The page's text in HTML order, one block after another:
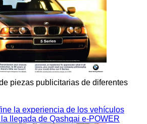
piezas publicitarias de diferentes
la experiencia de los vehículos
llegada de Qashqai e-POWER